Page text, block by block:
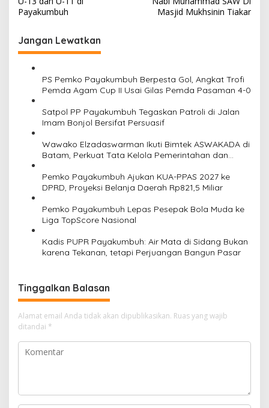
v
i
g
a
Payakumbuh
Masjid Mukhsinin Tiakar
Jangan Lewatkan
PS Pemko Payakumbuh Berpesta Gol, Angkat Trofi
Pemda Agam Cup II Usai Gilas Pemda Pasaman 4-0
Satpol PP Payakumbuh Tegaskan Patroli di Jalan
Imam Bonjol Bersifat Persuasif
Wawako Elzadaswarman Ikuti Bimtek ASWAKADA di
Batam, Perkuat Tata Kelola Pemerintahan dan
Pemko Payakumbuh Ajukan KUA-PPAS 2027 ke
DPRD, Proyeksi Belanja Daerah Rp821,5 Miliar
Pemko Payakumbuh Lepas Pesepak Bola Muda ke
Liga TopScore Nasional
Kadis PUPR Payakumbuh: Air Mata di Sidang Bukan
karena Tekanan, tetapi Perjuangan Bangun Pasar
Tinggalkan Balasan
Alamat email Anda tidak akan dipublikasikan. Ruas yang wajib
ditandai *